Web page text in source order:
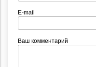
E-mail
Ваш комментарий